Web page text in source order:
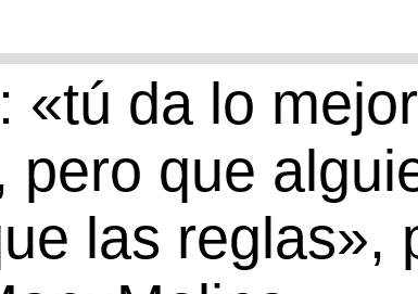
«tú da lo
pero que
las reglas»,